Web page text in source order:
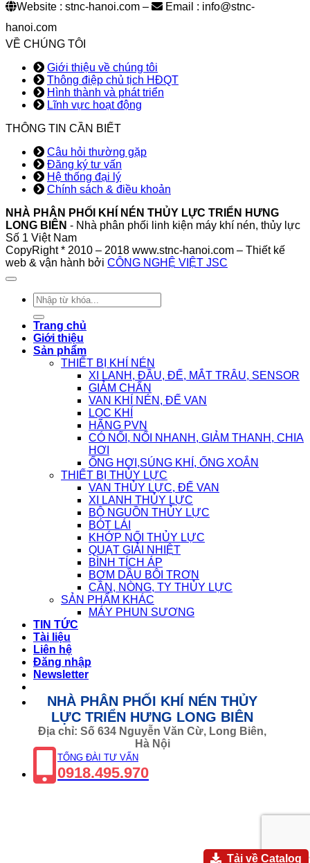
Tải về Catalog
Website : stnc-hanoi.com –
Email : info@stnc-
hanoi.com
VỀ CHÚNG TÔI
Giới thiệu về chúng tôi
Thông điệp chủ tịch HĐQT
Hình thành và phát triển
Lĩnh vực hoạt động
THÔNG TIN CẦN BIẾT
Câu hỏi thường gặp
Đăng ký tư vấn
Hệ thống đại lý
Chính sách & điều khoản
NHÀ PHÂN PHỐI KHÍ NÉN THỦY LỰC TRIỂN HƯNG
LONG BIÊN - Nhà phân phối linh kiện máy khí nén, thủy lực
Số 1 Việt Nam
CopyRight * 2010 – 2018 www.stnc-hanoi.com – Thiết kế
web & vận hành bởi CÔNG NGHỆ VIỆT JSC
Tìm
kiếm:
Trang chủ
Giới thiệu
Sản phẩm
THIẾT BỊ KHÍ NÉN
XI LANH, ĐẦU, ĐẾ, MẮT TRÂU, SENSOR
GIẢM CHẤN
VAN KHÍ NÉN, ĐẾ VAN
LỌC KHÍ
HÃNG PVN
CÓ NỐI, NỐI NHANH, GIẢM THANH, CHIA
HƠI
ỐNG HƠI,SÚNG KHÍ, ỐNG XOẮN
THIẾT BỊ THỦY LỰC
VAN THỦY LỰC, ĐẾ VAN
XI LANH THỦY LỰC
BỘ NGUỒN THỦY LỰC
BÓT LÁI
KHỚP NỐI THỦY LỰC
QUẠT GIẢI NHIỆT
BÌNH TÍCH ÁP
BƠM DẦU BÔI TRƠN
CẦN, NÒNG, TY THỦY LỰC
SẢN PHẨM KHÁC
MÁY PHUN SƯƠNG
TIN TỨC
Tài liệu
Liên hệ
Đăng nhập
Newsletter
NHÀ PHÂN PHỐI KHÍ NÉN THỦY
LỰC TRIỂN HƯNG LONG BIÊN
Địa chỉ: Số 634 Nguyễn Văn Cừ, Long Biên,
Hà Nội
TỔNG ĐÀI TƯ VẤN
0918.495.970